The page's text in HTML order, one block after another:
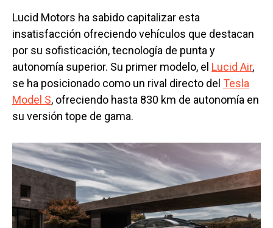
Lucid Motors ha sabido capitalizar esta
insatisfacción ofreciendo vehículos que destacan
por su sofisticación, tecnología de punta y
autonomía superior. Su primer modelo, el Lucid Air,
se ha posicionado como un rival directo del Tesla
Model S, ofreciendo hasta 830 km de autonomía en
su versión tope de gama.